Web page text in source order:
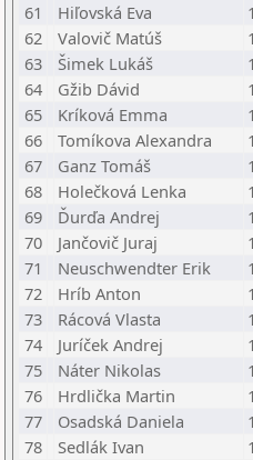
61
Hiľovská Eva
62
Valovič Matúš
63
Šimek Lukáš
64
Gžib Dávid
65
Kríková Emma
66
Tomíkova Alexandra
67
Ganz Tomáš
68
Holečková Lenka
69
Ďurďa Andrej
70
Jančovič Juraj
71
Neuschwendter Erik
72
Hríb Anton
73
Rácová Vlasta
74
Juríček Andrej
75
Náter Nikolas
76
Hrdlička Martin
77
Osadská Daniela
78
Sedlák Ivan